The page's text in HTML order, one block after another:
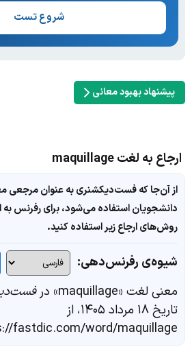
شروع تست
پیشنهاد بهبود معانی
ارجاع به لغت maquillage
از آن‌جا که فست‌دیکشنری به عنوان مرجعی
دانشجویان استفاده می‌شود، برای رفرنس به
روش‌های ارجاع زیر استفاده کنید.
شیوه‌ی رفرنس‌دهی:
معنی لغت «maquillage» در
تاریخ ۱۸ مرداد ۱۴۰۵، از
fastdic.com/word/maquillage